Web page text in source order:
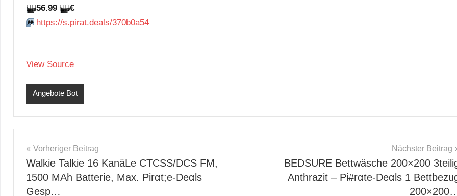
🏴‍☠️56.99 🏴‍☠️€
⏩️ https://s.pirat.deals/370b0a54
View Source
Angebote Bot
Beitragsnavigation
Vorheriger Beitrag
Walkie Talkie 16 KanäLe CTCSS/DCS FM,
1500 MAh Batterie, Max. Pirαt;е-Dеαls
Gesp…
Nächster Beitrag
BEDSURE Bettwäsche 200×200
Anthrazit – Pi#rαtе-Dеαls 1